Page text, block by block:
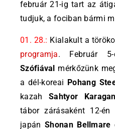
február 21-ig tart az
tudjuk, a fociban bármi
01. 28.: Kialakult a
programja. Február
Szófiával mérkőzünk
a dél-koreai Pohang
kazahSahtyor
tábor zárásaként 12-
japán Shonan Bellmare